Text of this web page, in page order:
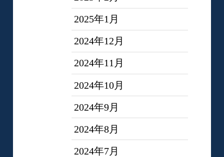
2025年1月
2024年12月
2024年11月
2024年10月
2024年9月
2024年8月
2024年7月